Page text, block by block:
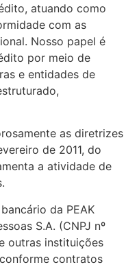
atuando como
com as
Nosso papel é
por meio de
e entidades de
as diretrizes
de 2011, do
a atividade de
da PEAK
S.A. (CNPJ nº
outras instituições
contratos